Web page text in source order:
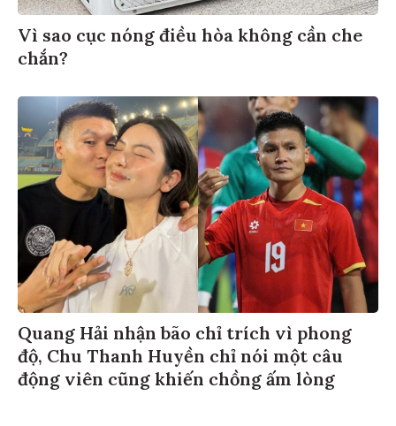
Vì sao cục nóng điều hòa không cần che
chắn?
Quang Hải nhận bão chỉ trích vì phong
độ, Chu Thanh Huyền chỉ nói một câu
động viên cũng khiến chồng ấm lòng